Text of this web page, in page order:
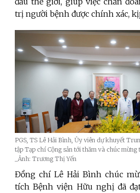
trị người bệnh được chính xác,
PGS, TS Lê Hải Bình, Ủy viên dự khuyết
tập Tạp chí Cộng sản tới thăm và chúc mừng
_Ảnh: Trương Thị Yến
Đồng chí Lê Hải Bình chúc
tích Bệnh viện Hữu nghị đã